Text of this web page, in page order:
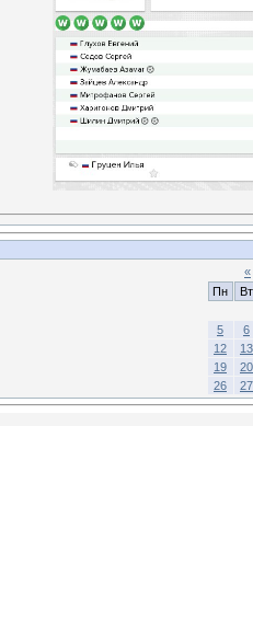
«
Пн
Вт
5
6
12
13
19
20
26
27